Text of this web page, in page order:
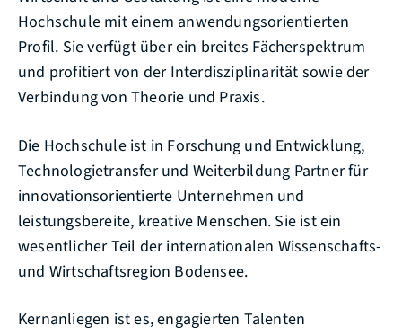
Hochschule mit einem anwendungsorientierten
Profil. Sie verfügt über ein breites Fächerspektrum
und profitiert von der Interdisziplinarität sowie der
Verbindung von Theorie und Praxis.
Die Hochschule ist in Forschung und Entwicklung,
Technologietransfer und Weiterbildung Partner für
innovationsorientierte Unternehmen und
leistungsbereite, kreative Menschen. Sie ist ein
wesentlicher Teil der internationalen Wissenschafts-
und Wirtschaftsregion Bodensee.
Kernanliegen ist es, engagierten Talenten